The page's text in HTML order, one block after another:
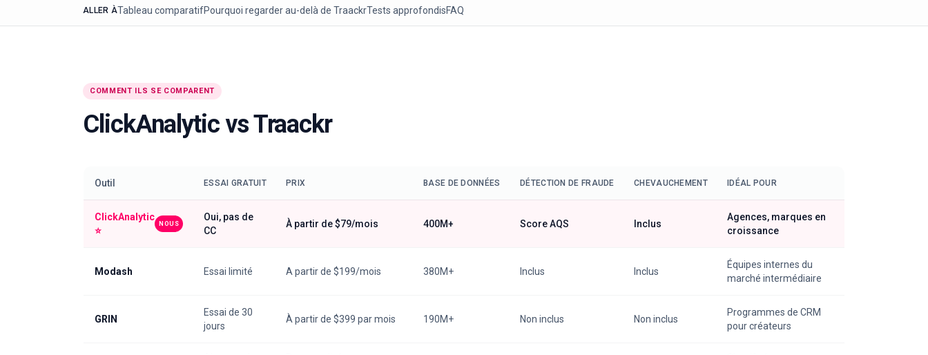
ALLER ÀTableau comparatifPourquoi regarder au-delà de TraackrTests approfondisFAQ
COMMENT ILS SE COMPARENT
ClickAnalyticvsTraackr
Outil ESSAI GRATUIT PRIX BASE DE DONNÉES DÉTECTION DE FRAUDE CHEVAUCHEMENT IDÉAL POUR
ClickAnalytic
⭐
NOUS
Oui, pas de
CC
À partir de $79/mois 400M+ Score AQS Inclus
Agences, marques en
croissance
Modash Essai limité A partir de $199/mois 380M+ Inclus Inclus
Équipes internes du
marché intermédiaire
GRIN
Essai de 30
jours
À partir de $399 par mois 190M+ Non inclus Non inclus
Programmes de CRM
pour créateurs